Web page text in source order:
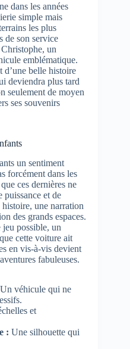
dans les années
simple mais
les plus
de son service
un
emblématique.
d’une belle histoire
deviendra plus tard
seulement de moyen
ses souvenirs
un sentiment
forcément dans les
ces dernières ne
puissance et de
une narration
des grands espaces.
possible, un
cette voiture ait
en vis-à-vis devient
fabuleuses.
Un véhicule qui ne
et
: Une silhouette qui